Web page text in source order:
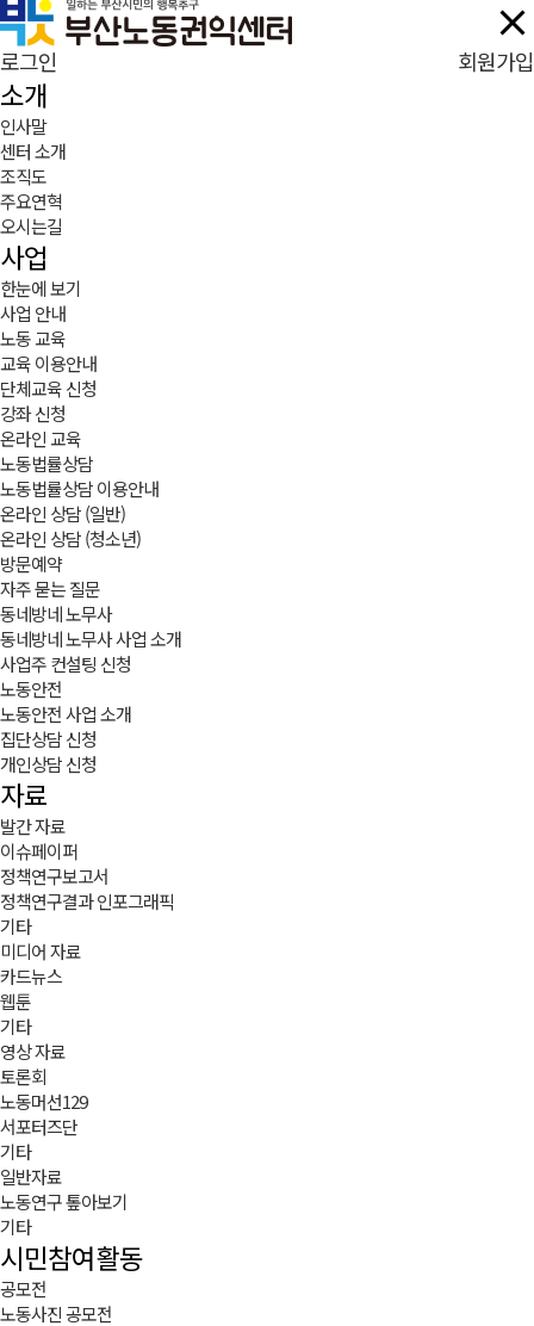
로그인 회원가입
소개
인사말
센터 소개
조직도
주요연혁
오시는길
사업
한눈에 보기
사업 안내
노동 교육
교육 이용안내
단체교육 신청
강좌 신청
온라인 교육
노동법률상담
노동법률상담 이용안내
온라인 상담 (일반)
온라인 상담 (청소년)
방문예약
자주 묻는 질문
동네방네 노무사
동네방네 노무사 사업 소개
사업주 컨설팅 신청
노동안전
노동안전 사업 소개
집단상담 신청
개인상담 신청
자료
발간 자료
이슈페이퍼
정책연구보고서
정책연구결과 인포그래픽
기타
미디어 자료
카드뉴스
웹툰
기타
영상 자료
토론회
노동머선129
서포터즈단
기타
일반자료
노동연구 톺아보기
기타
시민참여활동
공모전
노동사진 공모전